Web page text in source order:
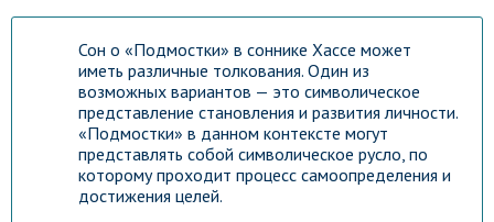
Сон о «Подмостки» в соннике Хассе может
иметь различные толкования. Один из
возможных вариантов — это символическое
представление становления и развития личности.
«Подмостки» в данном контексте могут
представлять собой символическое русло, по
которому проходит процесс самоопределения и
достижения целей.